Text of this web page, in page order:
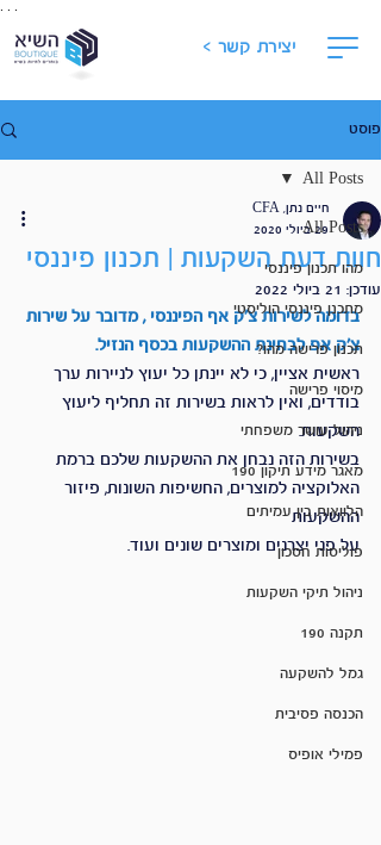
יצירת קשר >
פוסט
All Posts
מהו תכנון פיננסי
מתכנן פיננסי הוליסטי
תכנון פרישה מהו?
מיסוי פרישה
ניהול עושר משפחתי
מאגר מידע תיקון 190
הלוואות בין עמיתים
פוליסות חסכון
ניהול תיקי השקעות
תקנה 190
גמל להשקעה
הכנסה פסיבית
פמילי אופיס
All Posts
חוות דעת השקעות | תכנון פיננסי
חיים נתן, CFA
29 ביולי 2020
עודכן: 21 ביולי 2022
בדומה לשירות צ'ק אף הפיננסי , מדובר על שירות
צ'ק אפ לבחינת ההשקעות בכסף הנזיל.
ראשית אציין, כי לא יינתן כל יעוץ לניירות ערך
בודדים, ואין לראות בשירות זה תחליף ליעוץ
השקעות.
בשירות הזה נבחן את ההשקעות שלכם ברמת
האלוקציה למוצרים, החשיפות השונות, פיזור
ההשקעות
על פני יצרנים ומוצרים שונים ועוד.